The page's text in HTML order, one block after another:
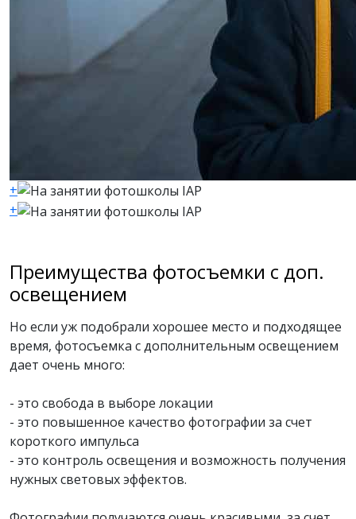
+
+
Преимущества фотосъемки с доп.
освещением
Но если уж подобрали хорошее место и подходящее
время, фотосъемка с дополнительным освещением
дает очень много:
- это свобода в выборе локации
- это повышенное качество фотографии за счет
короткого импульса
- это контроль освещения и возможность получения
нужных световых эффектов.